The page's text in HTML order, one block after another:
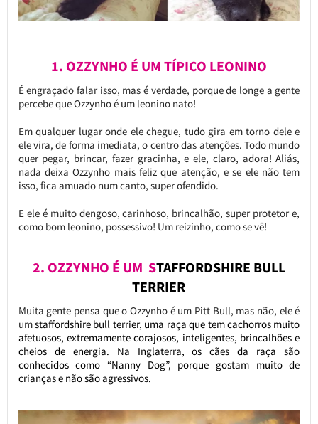
1. OZZYNHO É UM TÍPICO LEONINO
É engraçado falar isso, mas é verdade, porque de longe a gente
percebe que Ozzynho é um leonino nato!
Em qualquer lugar onde ele chegue, tudo gira em torno dele e
ele vira, de forma imediata, o centro das atenções. Todo mundo
quer pegar, brincar, fazer gracinha, e ele, claro, adora! Aliás,
nada deixa Ozzynho mais feliz que atenção, e se ele não tem
isso, fica amuado num canto, super ofendido.
E ele é muito dengoso, carinhoso, brincalhão, super protetor e,
como bom leonino, possessivo! Um reizinho, como se vê!
2. OZZYNHO É UM STAFFORDSHIRE BULL
TERRIER
Muita gente pensa que o Ozzynho é um Pitt Bull, mas não, ele é
umstaffordshire bull terrier, uma raça que tem cachorros muito
afetuosos, extremamente corajosos, inteligentes, brincalhões e
cheios de energia. Na Inglaterra, os cães da raça são
conhecidos como “Nanny Dog”, porque gostam muito de
crianças e não são agressivos.